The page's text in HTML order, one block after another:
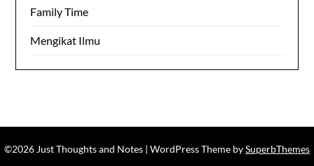
Family Time
Mengikat Ilmu
©2026 Just Thoughts and Notes | WordPress Theme bySuperbThemes